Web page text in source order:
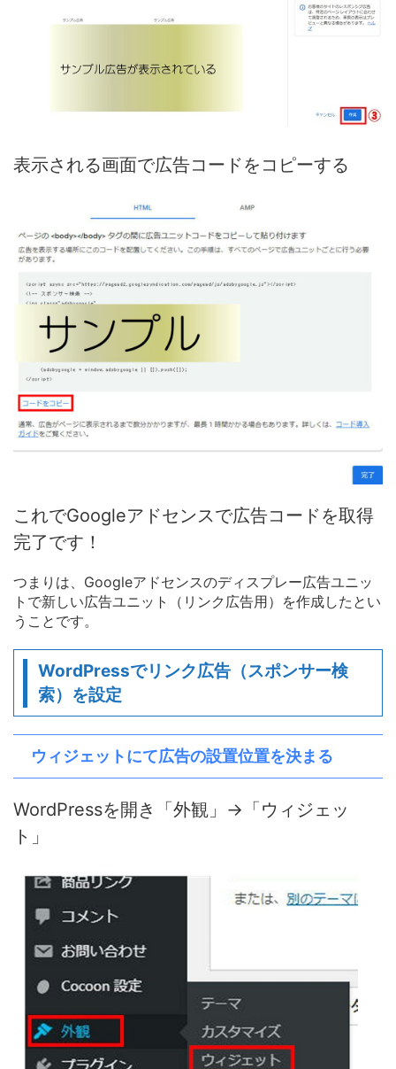
表示される画面で広告コードをコピーする
これでGoogleアドセンスで広告コードを取得
完了です！
つまりは、Googleアドセンスのディスプレー広告ユニッ
トで新しい広告ユニット（リンク広告用）を作成したとい
うことです。
WordPressでリンク広告（スポンサー検
索）を設定
ウィジェットにて広告の設置位置を決まる
WordPressを開き「外観」→「ウィジェッ
ト」